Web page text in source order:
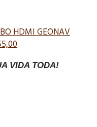
HDMI GEONAV
VIDA TODA!